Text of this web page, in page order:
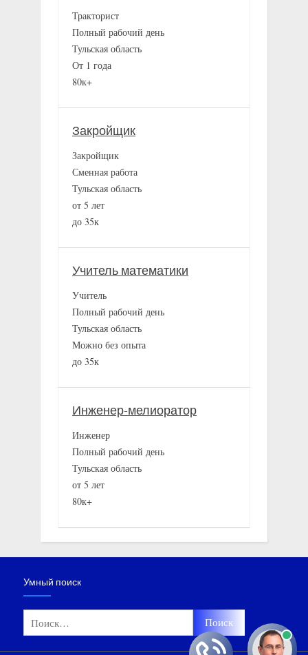
Тракторист
Полный рабочий день
Тульская область
От 1 года
80к+
Закройщик
Закройщик
Сменная работа
Тульская область
от 5 лет
до 35к
Учитель математики
Учитель
Полный рабочий день
Тульская область
Можно без опыта
до 35к
Инженер-мелиоратор
Инженер
Полный рабочий день
Тульская область
от 5 лет
80к+
Умный поиск